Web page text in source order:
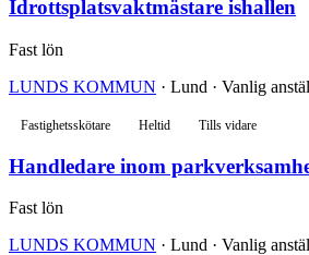
Idrottsplatsvaktmästare ishallen
Fast lön
LUNDS KOMMUN · Lund · Vanlig
Fastighetsskötare Heltid Tills vidare
Handledare inom
Fast lön
LUNDS KOMMUN · Lund · Vanlig